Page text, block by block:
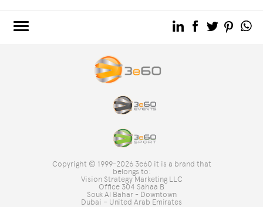
Copyright © 1999-2026 3e60 it is a brand that
belongs to:
Vision Strategy Marketing LLC
Office 304 Sahaa B
Souk Al Bahar - Downtown
Dubai – United Arab Emirates